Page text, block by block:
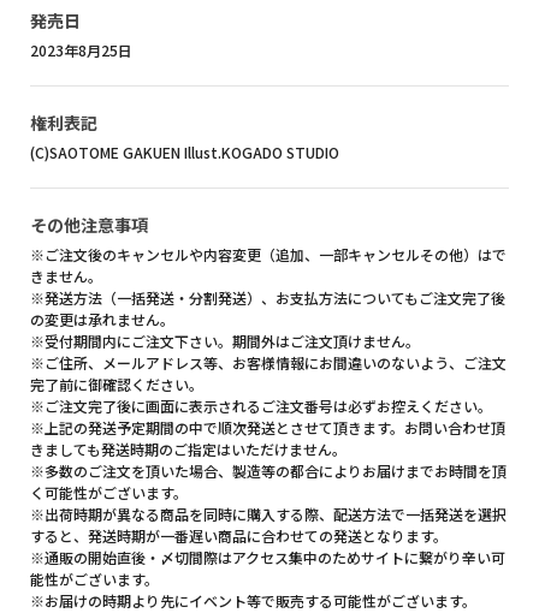
発売日
2023年8月25日
権利表記
(C)SAOTOME GAKUEN Illust.KOGADO STUDIO
その他注意事項
※ご注文後のキャンセルや内容変更（追加、一部キャンセルその他）はで
きません。
※発送方法（一括発送・分割発送）、お支払方法についてもご注文完了後
の変更は承れません。
※受付期間内にご注文下さい。期間外はご注文頂けません。
※ご住所、メールアドレス等、お客様情報にお間違いのないよう、ご注文
完了前に御確認ください。
※ご注文完了後に画面に表示されるご注文番号は必ずお控えください。
※上記の発送予定期間の中で順次発送とさせて頂きます。お問い合わせ頂
きましても発送時期のご指定はいただけません。
※多数のご注文を頂いた場合、製造等の都合によりお届けまでお時間を頂
く可能性がございます。
※出荷時期が異なる商品を同時に購入する際、配送方法で一括発送を選択
すると、発送時期が一番遅い商品に合わせての発送となります。
※通販の開始直後・〆切間際はアクセス集中のためサイトに繋がり辛い可
能性がございます。
※お届けの時期より先にイベント等で販売する可能性がございます。